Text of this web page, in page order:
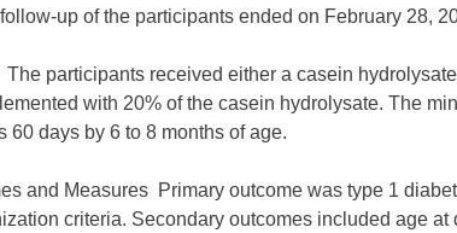
up of the participants ended on February 28,
The participants received either a casein
with 20% of the casein hydrolysate. The
60 days by 6 to 8 months of age.
and Measures Primary outcome was type 1
criteria. Secondary outcomes included age